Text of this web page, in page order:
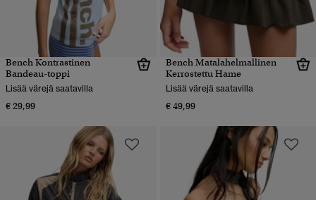
Bench Kontrastinen
Bandeau-toppi
Lisää värejä saatavilla
€ 29,99
Bench Matalahelmallinen
Kerrostettu Hame
Lisää värejä saatavilla
€ 49,99